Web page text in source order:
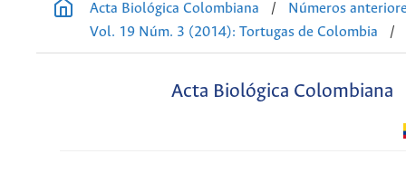
Acta Biológica Colombiana
/
Números
Vol. 19 Núm. 3 (2014): Tortugas de Colombia
/
Acta Biológica Colombiana